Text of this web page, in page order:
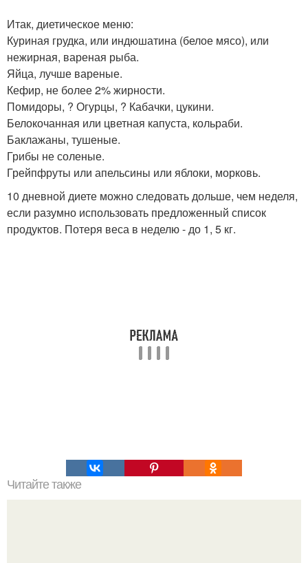
Итак, диетическое меню:
Куриная грудка, или индюшатина (белое мясо), или
нежирная, вареная рыба.
Яйца, лучше вареные.
Кефир, не более 2% жирности.
Помидоры, ? Огурцы, ? Кабачки, цукини.
Белокочанная или цветная капуста, кольраби.
Баклажаны, тушеные.
Грибы не соленые.
Грейпфруты или апельсины или яблоки, морковь.
10 дневной диете можно следовать дольше, чем неделя,
если разумно использовать предложенный список
продуктов. Потеря веса в неделю - до 1, 5 кг.
Читайте также